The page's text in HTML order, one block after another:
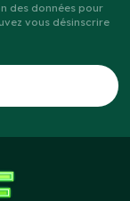
des données pour
vous désinscrire